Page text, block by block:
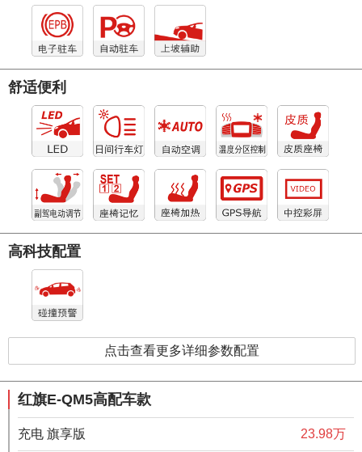
舒适便利
高科技配置
点击查看更多详细参数配置
红旗E-QM5高配车款
充电 旗享版 23.98万